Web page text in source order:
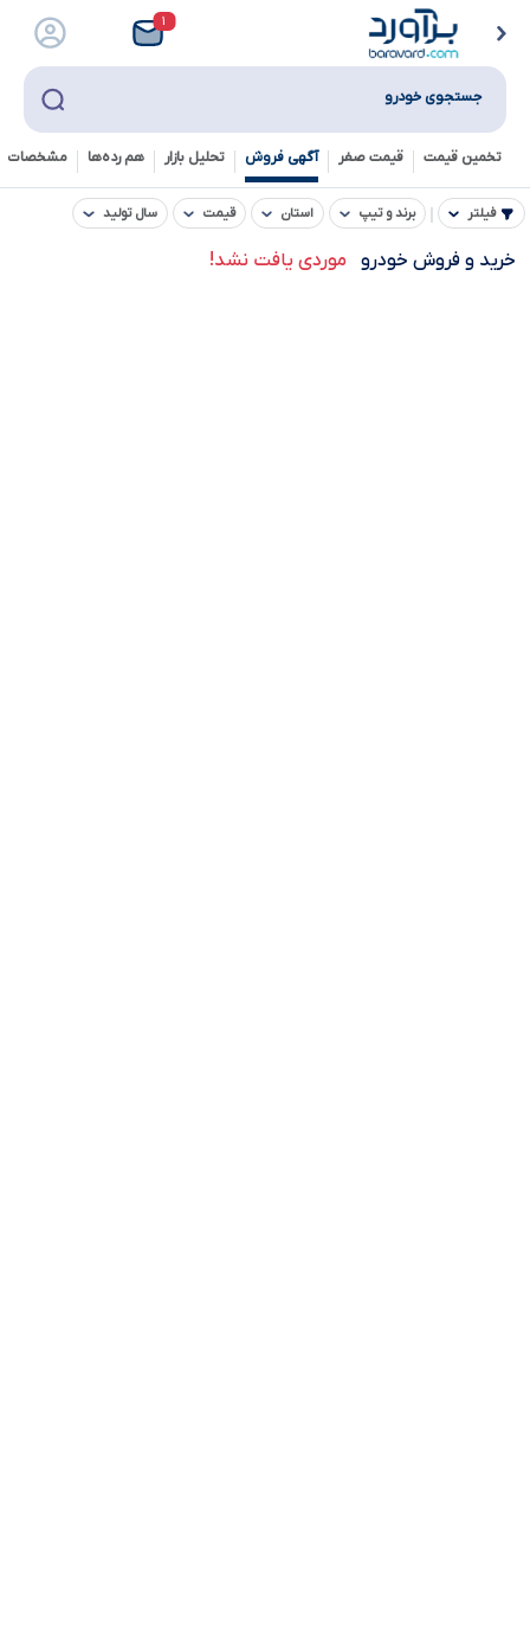
۱
جستجوی خودرو
تخمین قیمت قیمت صفر آگهی فروش تحلیل بازار هم رده‌ها‌ مشخصات
فیلتر برند و تیپ استان قیمت سال تولید
خرید و فروش خودرو موردی یافت نشد!